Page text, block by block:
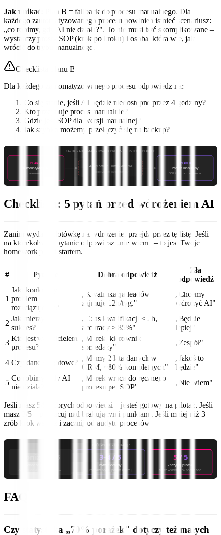
Jak unikać:
Plan B = fallback do procesu manualnego. Dla
każdego zautomatyzowanego procesu powinien istnieć scenariusz:
„co robimy, gdy AI nie działa?". To nie musi być skomplikowane –
wystarczy prosty SOP (krok po kroku) i osoba, która wie, jak
wrócić do trybu manualnego.
Checklista planu B
Dla każdego zautomatyzowanego procesu odpowiedz na:
Co się stanie, jeśli AI będzie niedostępne przez 4 godziny?
Kto przejmuje proces manualnie?
Gdzie jest SOP dla wersji manualnej?
Jak szybko możemy przełączyć się na backup?
KAŻDY ZAUTOMATYZOWANY PROCES POTRZEBUJE PLANU B
PLAN A
Automatyzacja AI
działa normalnie
⚠ API offline / limit / awaria
kto decyduje o przełączeniu?
PLAN B
Proces manualny
SOP + wyznaczona osoba
Checklista: 5 pytań przed wdrożeniem AI
Zanim wydasz złotówkę na wdrożenie, przejdź przez tę listę. Jeśli
na którekolwiek pytanie odpowiesz „nie wiem" – to jest Twoje
homework przed startem.
# Pytanie Dobra odpowiedź
Zła
odpowiedź
1
Jaki konkretny
problem
rozwiązujemy?
„Kwalifikacja leadów
zajmuje 12h/tyg."
„Chcemy
wdrożyć AI"
2
Jak mierzymy
sukces?
„Czas kwalifikacji < 2h,
accuracy > 85%"
„Będzie
lepiej"
3
Kto jest właścicielem
procesu?
„Marek, kierownik
sprzedaży"
„Zespół"
4 Czy dane są gotowe?
„Mamy 2 lata danych w
CRM, ~80% kompletnych"
„Jakoś to
będzie"
5
Co robimy, gdy AI
nie działa?
„Marek wraca do ręcznego
procesu per SOP"
„Nie wiem"
Jeśli masz 5/5 dobrych odpowiedzi – jesteś gotowy na pilotaż. Jeśli
masz 3/5 – popracuj nad brakującymi punktami. Jeśli mniej niż 3 –
zrób krok wstecz i zacznij od audytu procesów.
TWÓJ WYNIK – CO DALEJ?
poniżej 3/5
Zacznij od audytu procesów.
3–4 / 5
Prawie gotowy.
Popraw braki, potem ruszaj.
5 / 5
Zaczynaj pilotaż.
Masz wszystko co potrzebne.
FAQ
Czy statystyka „70% porażek" dotyczy też małych